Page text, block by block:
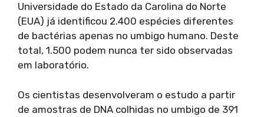
Universidade do Estado da Carolina do Norte
(EUA) já identificou 2.400 espécies diferentes
de bactérias apenas no umbigo humano. Deste
total, 1.500 podem nunca ter sido observadas
em laboratório.
Os cientistas desenvolveram o estudo a partir
de amostras de DNA colhidas no umbigo de 391